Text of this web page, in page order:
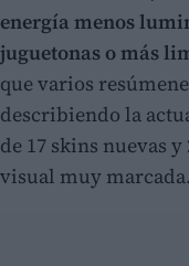
energía menos
juguetonas o más
que varios
describiendo la
de 17 skins nuevas
visual muy marcada.